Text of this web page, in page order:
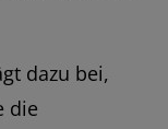
dazu bei,
die